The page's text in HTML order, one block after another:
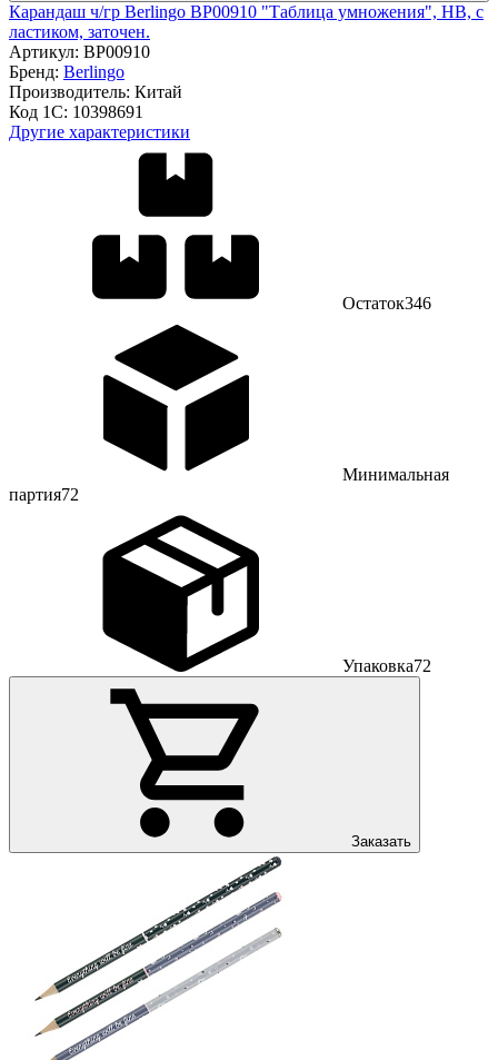
Карандаш ч/гр Berlingo BP00910 "Таблица умножения", HB, c
ластиком, заточен.
Артикул: BP00910
Бренд: Berlingo
Производитель: Китай
Код 1С: 10398691
Другие характеристики
Остаток346
Минимальная
партия72
Упаковка72
Заказать